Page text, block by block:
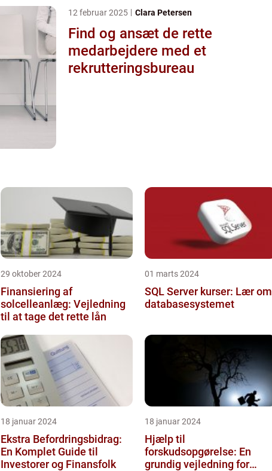
12 februar 2025 Clara Petersen
Find og ansæt de rette
medarbejdere med et
rekrutteringsbureau
29 oktober 2024
Finansiering af
solcelleanlæg: Vejledning
til at tage det rette lån
01 marts 2024
SQL Server kurser: Lær om
databasesystemet
18 januar 2024
Ekstra Befordringsbidrag:
En Komplet Guide til
Investorer og Finansfolk
18 januar 2024
Hjælp til
forskudsopgørelse: En
grundig vejledning for